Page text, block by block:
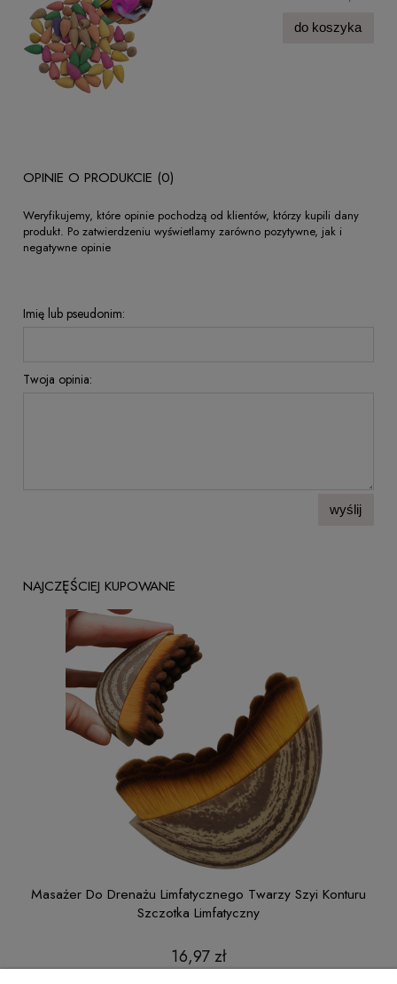
do koszyka
OPINIE O PRODUKCIE (0)
Weryfikujemy, które opinie pochodzą od klientów, którzy kupili dany
produkt. Po zatwierdzeniu wyświetlamy zarówno pozytywne, jak i
negatywne opinie
Imię lub pseudonim:
Twoja opinia:
wyślij
NAJCZĘŚCIEJ KUPOWANE
Masażer Do Drenażu Limfatycznego Twarzy Szyi Konturu
Szczotka Limfatyczny
16,97 zł